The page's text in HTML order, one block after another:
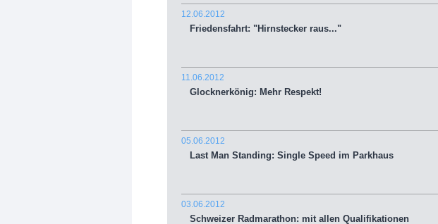
12.06.2012
Friedensfahrt: "Hirnstecker raus..."
11.06.2012
Glocknerkönig: Mehr Respekt!
05.06.2012
Last Man Standing: Single Speed im Parkhaus
03.06.2012
Schweizer Radmarathon: mit allen Qualifikationen